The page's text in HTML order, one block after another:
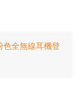
色全無線耳機登